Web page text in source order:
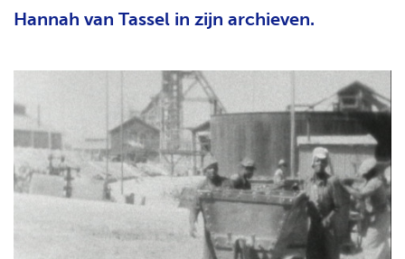
Hannah van Tassel in zijn archieven.